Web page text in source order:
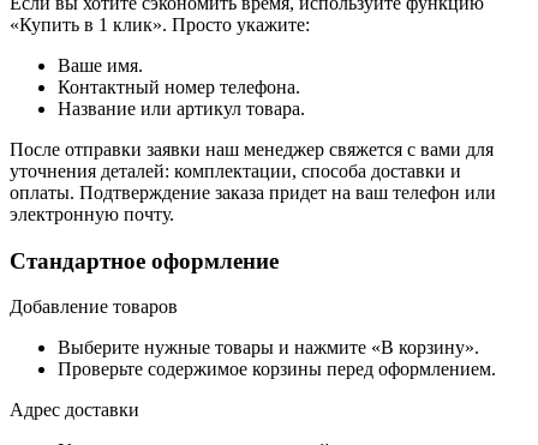
«Купить в 1 клик». Просто укажите:
Ваше имя.
Контактный номер телефона.
Название или артикул товара.
После отправки заявки наш менеджер свяжется с вами для
уточнения деталей: комплектации, способа доставки и
оплаты. Подтверждение заказа придет на ваш телефон или
электронную почту.
Стандартное оформление
Добавление товаров
Выберите нужные товары и нажмите «В корзину».
Проверьте содержимое корзины перед оформлением.
Адрес доставки